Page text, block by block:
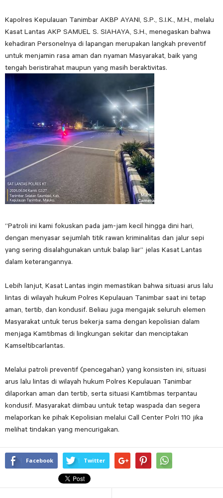
Kapolres Kepulauan Tanimbar AKBP AYANI, S.P., S.I.K., M.H., melalu
Kasat Lantas AKP SAMUEL S. SIAHAYA, S.H., menegaskan bahwa
kehadiran Personelnya di lapangan merupakan langkah preventif
untuk menjamin rasa aman dan nyaman Masyarakat, baik yang
tengah beristirahat maupun yang masih beraktivitas.
“Patroli ini kami fokuskan pada jam-jam kecil hingga dini hari,
dengan menyasar sejumlah titik rawan kriminalitas dan jalur sepi
yang sering disalahgunakan untuk balap liar” jelas Kasat Lantas
dalam keterangannya.
Lebih lanjut, Kasat Lantas ingin memastikan bahwa situasi arus lalu
lintas di wilayah hukum Polres Kepulauan Tanimbar saat ini tetap
aman, tertib, dan kondusif. Beliau juga mengajak seluruh elemen
Masyarakat untuk terus bekerja sama dengan kepolisian dalam
menjaga Kamtibmas di lingkungan sekitar dan menciptakan
Kamseltibcarlantas.
Melalui patroli preventif (pencegahan) yang konsisten ini, situasi
arus lalu lintas di wilayah hukum Polres Kepulauan Tanimbar
dilaporkan aman dan tertib, serta situasi Kamtibmas terpantau
kondusif. Masyarakat diimbau untuk tetap waspada dan segera
melaporkan ke pihak Kepolisian melalui Call Center Polri 110 jika
melihat tindakan yang mencurigakan.
Facebook Twitter